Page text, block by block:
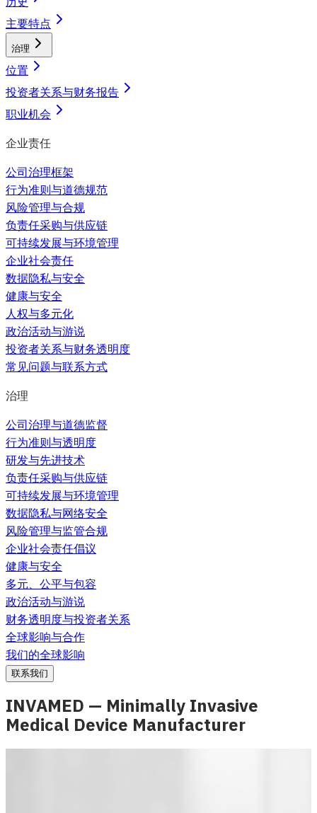
主要特点
治理
位置
投资者关系与财务报告
职业机会
企业责任
公司治理框架
行为准则与道德规范
风险管理与合规
负责任采购与供应链
可持续发展与环境管理
企业社会责任
数据隐私与安全
健康与安全
人权与多元化
政治活动与游说
投资者关系与财务透明度
常见问题与联系方式
治理
公司治理与道德监督
行为准则与透明度
研发与先进技术
负责任采购与供应链
可持续发展与环境管理
数据隐私与网络安全
风险管理与监管合规
企业社会责任倡议
健康与安全
多元、公平与包容
政治活动与游说
财务透明度与投资者关系
全球影响与合作
我们的全球影响
联系我们
INVAMED — Minimally Invasive
Medical Device Manufacturer